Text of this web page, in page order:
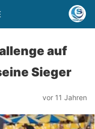
auf
Sieger
vor 11 Jahren